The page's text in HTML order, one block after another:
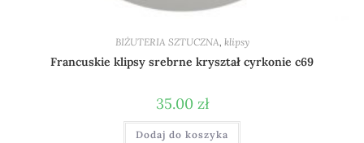
BIŻUTERIA SZTUCZNA, klipsy
Francuskie klipsy srebrne kryształ cyrkonie c69
35.00 zł
Dodaj do koszyka